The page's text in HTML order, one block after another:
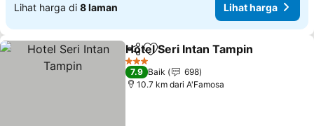
Lihat harga di 8 laman Lihat harga
KongsiTambah ke favorit
Hotel Seri Intan Tampin
3 Bintang
7.9 Baik
698
10.7 km dari A'Famosa